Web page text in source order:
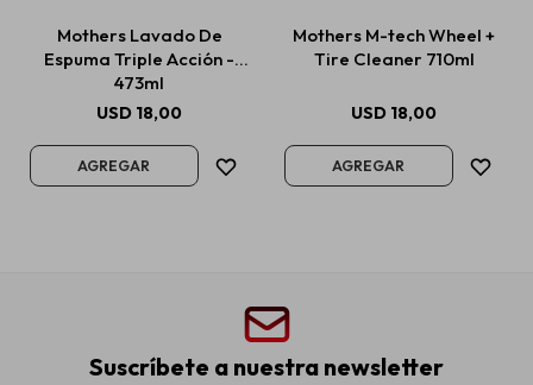
Mothers Lavado De
Espuma Triple Acción -
473ml
USD 18,00
Mothers M-tech Wheel +
Tire Cleaner 710ml
USD 18,00
Suscríbete a nuestra newsletter